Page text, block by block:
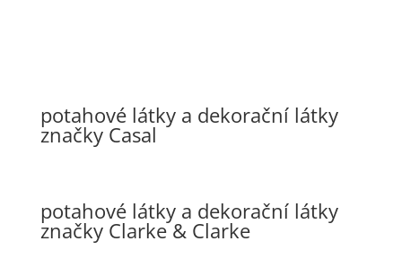
potahové látky a dekorační látky
značky Casal
potahové látky a dekorační látky
značky Clarke & Clarke